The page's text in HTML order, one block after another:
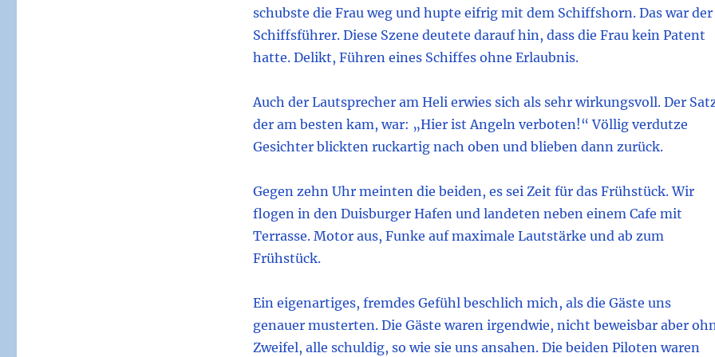
schubste die Frau weg und hupte eifrig mit dem Schiffshorn. Das war der
Schiffsführer. Diese Szene deutete darauf hin, dass die Frau kein Patent
hatte. Delikt, Führen eines Schiffes ohne Erlaubnis.
Auch der Lautsprecher am Heli erwies sich als sehr wirkungsvoll. Der
der am besten kam, war: „Hier ist Angeln verboten!“ Völlig verdutze
Gesichter blickten ruckartig nach oben und blieben dann zurück.
Gegen zehn Uhr meinten die beiden, es sei Zeit für das Frühstück. Wir
flogen in den Duisburger Hafen und landeten neben einem Cafe mit
Terrasse. Motor aus, Funke auf maximale Lautstärke und ab zum
Frühstück.
Ein eigenartiges, fremdes Gefühl beschlich mich, als die Gäste uns
genauer musterten. Die Gäste waren irgendwie, nicht beweisbar aber
Zweifel, alle schuldig, so wie sie uns ansahen. Die beiden Piloten waren